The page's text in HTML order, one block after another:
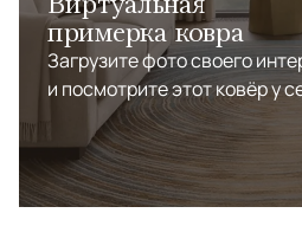
примерка ковра
Загрузите фото своего
и посмотрите этот ковёр у